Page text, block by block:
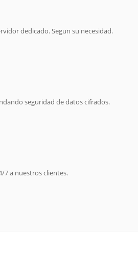
dedicado. Segun su necesidad.
seguridad de datos cifrados.
7 a nuestros clientes.